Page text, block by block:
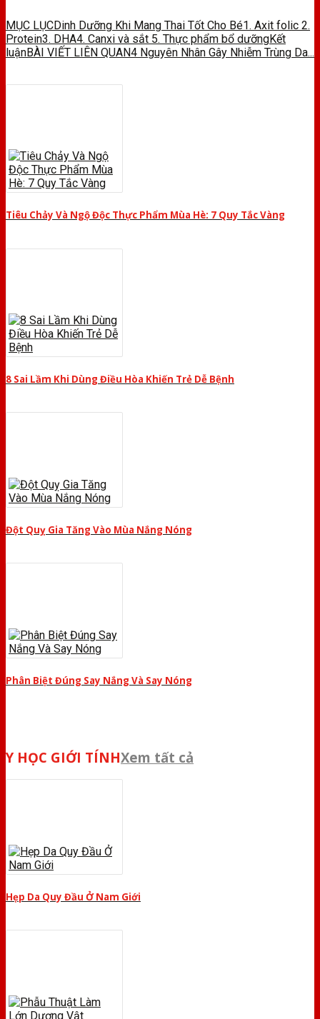
MỤC LỤCDinh Dưỡng Khi Mang Thai Tốt Cho Bé1. Axit folic 2.
Protein3. DHA4. Canxi và sắt 5. Thực phẩm bổ dưỡngKết
luậnBÀI VIẾT LIÊN QUAN4 Nguyên Nhân Gây Nhiễm Trùng Da...
Tiêu Chảy Và Ngộ Độc Thực Phẩm Mùa Hè: 7 Quy Tắc Vàng
8 Sai Lầm Khi Dùng Điều Hòa Khiến Trẻ Dễ Bệnh
Đột Quỵ Gia Tăng Vào Mùa Nắng Nóng
Phân Biệt Đúng Say Nắng Và Say Nóng
Y HỌC GIỚI TÍNHXem tất cả
Hẹp Da Quy Đầu Ở Nam Giới